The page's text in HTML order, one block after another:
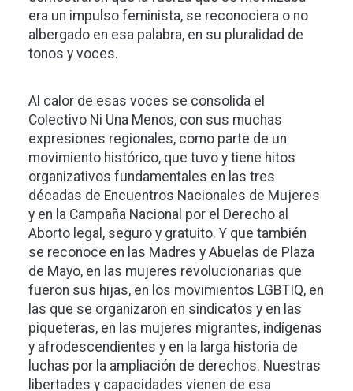
era un impulso feminista, se reconociera o no
albergado en esa palabra, en su pluralidad de
tonos y voces.
Al calor de esas voces se consolida el
Colectivo Ni Una Menos, con sus muchas
expresiones regionales, como parte de un
movimiento histórico, que tuvo y tiene hitos
organizativos fundamentales en las tres
décadas de Encuentros Nacionales de Mujeres
y en la Campaña Nacional por el Derecho al
Aborto legal, seguro y gratuito. Y que también
se reconoce en las Madres y Abuelas de Plaza
de Mayo, en las mujeres revolucionarias que
fueron sus hijas, en los movimientos LGBTIQ, en
las que se organizaron en sindicatos y en las
piqueteras, en las mujeres migrantes, indígenas
y afrodescendientes y en la larga historia de
luchas por la ampliación de derechos. Nuestras
libertades y capacidades vienen de esa